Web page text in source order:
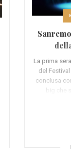
La prima
del
conclusa
big che